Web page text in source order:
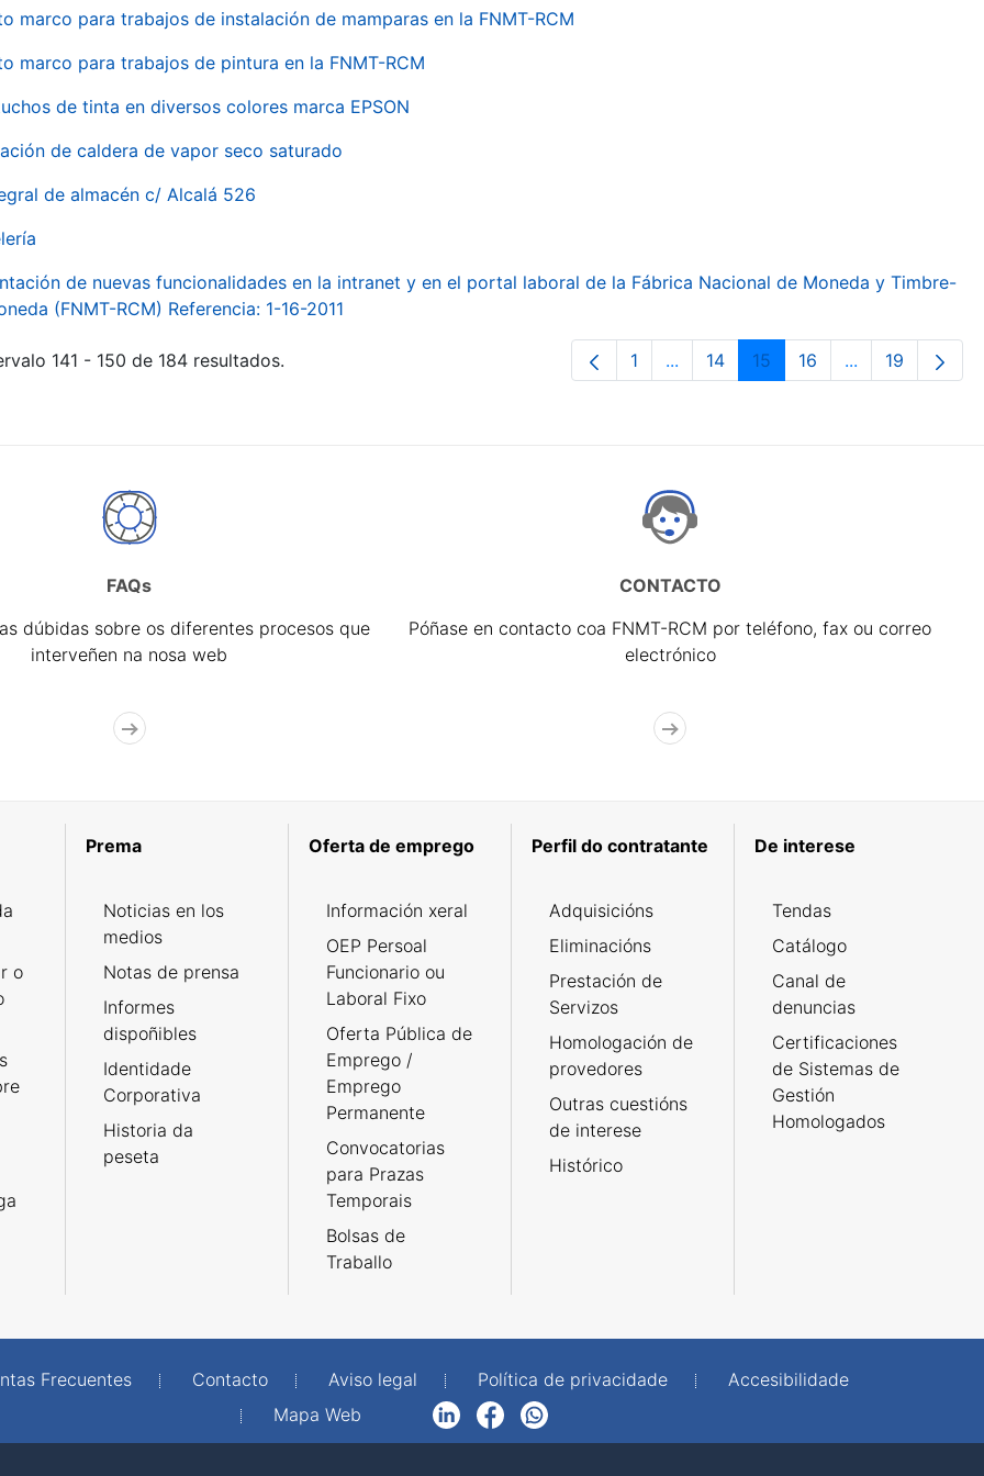
marco para trabajos de instalación de mamparas en la FNMT-RCM
marco para trabajos de pintura en la FNMT-RCM
de tinta en diversos colores marca EPSON
de caldera de vapor seco saturado
de almacén c/ Alcalá 526
de nuevas funcionalidades en la intranet y en el portal laboral de la Fábrica Nacional de Moneda y Timbre-
(FNMT-RCM) Referencia: 1-16-2011
141 - 150 de 184 resultados. Páxina
1 ...Páxinas intermedias Use pestaña
Páxina
14 Páxina
15 Páxina
16 ...PáxinasPáxina
19
FAQs
dúbidas sobre os diferentes procesos que
interveñen na nosa web
CONTACTO
Póñase en contacto coa FNMT-RCM por teléfono, fax ou correo
electrónico
o
Prema
Noticias en los
medios
Notas de prensa
Informes
dispoñibles
Identidade
Corporativa
Historia da
peseta
Oferta de emprego
Información xeral
OEP Persoal
Funcionario ou
Laboral Fixo
Oferta Pública de
Emprego /
Emprego
Permanente
Convocatorias
para Prazas
Temporais
Bolsas de
Traballo
Perfil do contratante
Adquisicións
Eliminacións
Prestación de
Servizos
Homologación de
provedores
Outras cuestións
de interese
Histórico
De interese
Tendas
Catálogo
Canal de
denuncias
Certificaciones
de Sistemas de
Gestión
Homologados
Frecuentes Contacto Aviso legal Política de privacidade
Accesibilidade
Mapa Web
LinkedInFacebookWhatsApp